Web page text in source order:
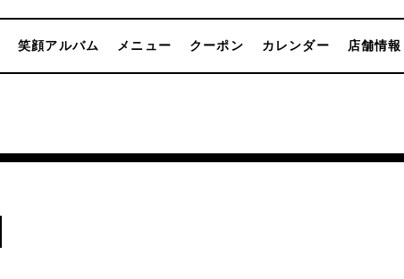
笑顔アルバム メニュー クーポン カレンダー 店舗情報